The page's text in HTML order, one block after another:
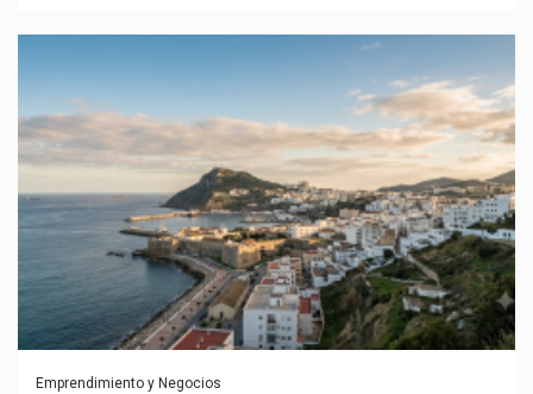
Emprendimiento y Negocios